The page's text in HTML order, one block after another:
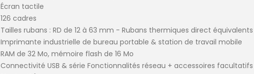
Écran tactile
126 cadres
Tailles rubans : RD de 12 à 63 mm - Rubans thermiques direct équivalents
Imprimante industrielle de bureau portable & station de travail mobile
RAM de 32 Mo, mémoire flash de 16 Mo
Connectivité USB & série Fonctionnalités réseau + accessoires